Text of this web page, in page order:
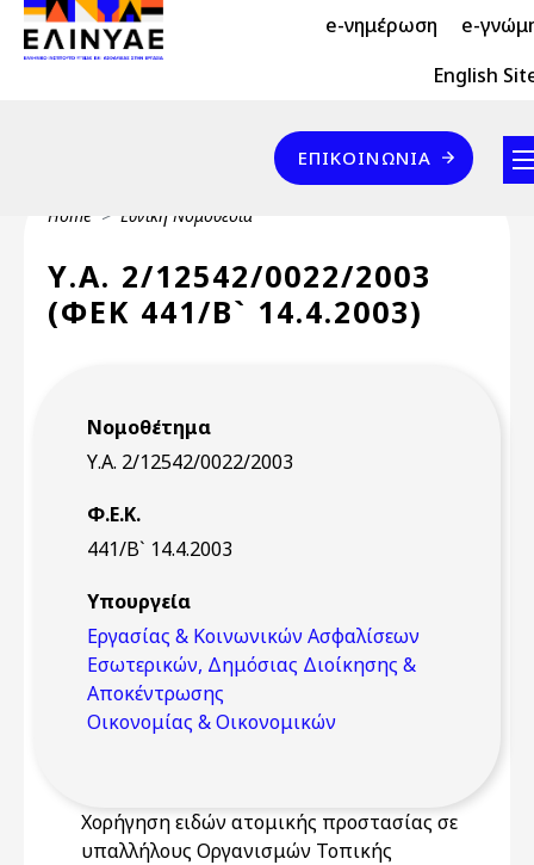
Skip to main content
Header Top 2 e-νημέρωση e-
Header Top English
Επικοινωνία
ΕΠΙΚΟΙΝΩΝΊΑ
Breadcrumb
Home Εθνική Νομοθεσία
Υ.Α. 2/12542/0022/2003
(ΦΕΚ 441/Β` 14.4.2003)
Νομοθέτημα
Υ.Α. 2/12542/0022/2003
Φ.Ε.Κ.
441/Β` 14.4.2003
Υπουργεία
Εργασίας & Κοινωνικών Ασφαλίσεων
Εσωτερικών, Δημόσιας Διοίκησης &
Αποκέντρωσης
Οικονομίας & Οικονομικών
Χορήγηση ειδών ατομικής προστασίας σε
υπαλλήλους Οργανισμών Τοπικής